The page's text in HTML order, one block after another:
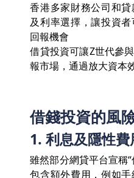
香港多家財務公司和
及利率選擇，讓投資
回報機會
借貸投資可讓Z世代參
報市場，通過放大資本
借錢投資的風
1. 利息及隱性費
雖然部分網貸平台宣稱
包含額外費用，例如